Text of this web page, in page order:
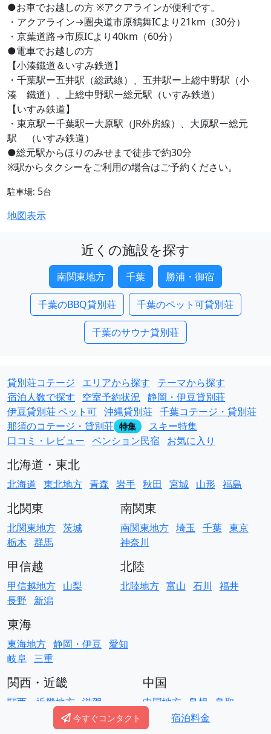
●お車でお越しの方 ※アクアラインが便利です。
・アクアライン→圏央道市原鶴舞ICより21km（30分）
・京葉道路→市原ICより40km（60分）
●電車でお越しの方
【小湊鐵道＆いすみ鉄道】
・千葉駅ー五井駅（総武線）、五井駅ー上総中野駅（小
湊 鐵道）、上総中野駅ー総元駅（いすみ鉄道）
【いすみ鉄道】
・東京駅ー千葉駅ー大原駅（JR外房線）、大原駅ー総元
駅 （いすみ鉄道）
●総元駅からほりのみせまで徒歩で約30分
※駅からタクシーをご利用の場合はご予約ください。
駐車場: 5台
地図表示
今すぐコンタクト 宿泊料金
近くの施設を探す
南関東地方 千葉 勝浦・御宿
千葉のBBQ貸別荘 千葉のペット可貸別荘
千葉のサウナ貸別荘
貸別荘コテージ エリアから探す
テーマから探す
宿泊人数で探す
空室予約状況 静岡・伊豆貸別荘
伊豆貸別荘 ペット可 沖縄貸別荘 千葉コテージ・貸別荘
那須のコテージ・貸別荘 特集
スキー特集
口コミ・レビュー ペンション民宿 お気に入り
北海道・東北
北海道 東北地方 青森 岩手 秋田 宮城 山形 福島
北関東
北関東地方 茨城
栃木 群馬
南関東
南関東地方 埼玉 千葉 東京
神奈川
甲信越
甲信越地方 山梨
長野
新潟
北陸
北陸地方 富山 石川 福井
東海
東海地方 静岡・伊豆 愛知
岐阜 三重
関西・近畿
関西・近畿地方 滋賀
兵庫 奈良
中国
中国地方 島根
鳥取
広島 山口